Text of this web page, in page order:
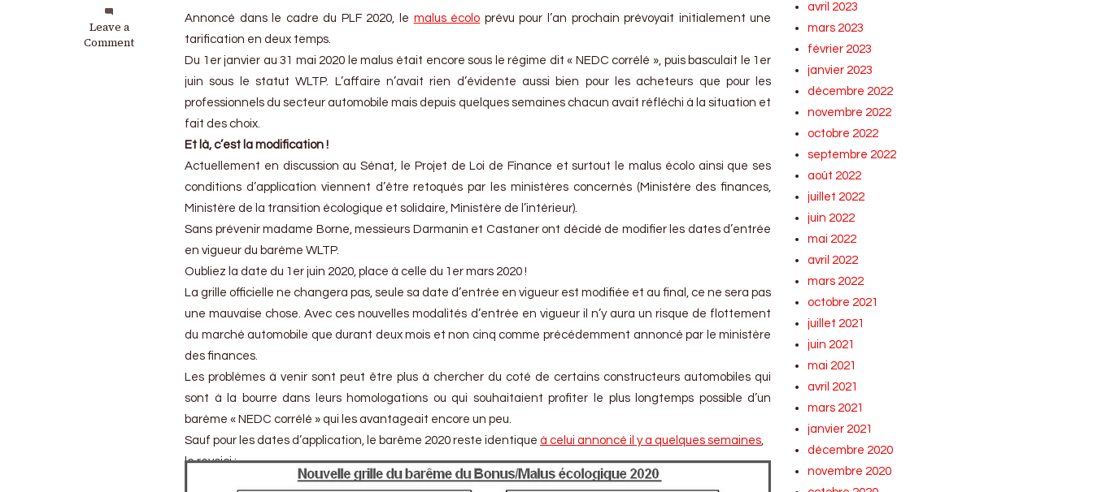
Leave a
Comment
on
Malus
Annoncé dans le cadre du PLF 2020, le malus écolo prévu pour l’an prochain prévoyait initialement une
tarification en deux temps.
Du 1er janvier au 31 mai 2020 le malus était encore sous le régime dit « NEDC corrélé », puis basculait le 1er
juin sous le statut WLTP. L’affaire n’avait rien d’évidente aussi bien pour les acheteurs que pour les
professionnels du secteur automobile mais depuis quelques semaines chacun avait réfléchi à la situation et
fait des choix.
Et là, c’est la modification !
Actuellement en discussion au Sénat, le Projet de Loi de Finance et surtout le malus écolo ainsi que ses
conditions d’application viennent d’être retoqués par les ministères concernés (Ministère des finances,
Ministère de la transition écologique et solidaire, Ministère de l’intérieur).
Sans prévenir madame Borne, messieurs Darmanin et Castaner ont décidé de modifier les dates d’entrée
en vigueur du barème WLTP.
Oubliez la date du 1er juin 2020, place à celle du 1er mars 2020 !
La grille officielle ne changera pas, seule sa date d’entrée en vigueur est modifiée et au final, ce ne sera pas
une mauvaise chose. Avec ces nouvelles modalités d’entrée en vigueur il n’y aura un risque de flottement
du marché automobile que durant deux mois et non cinq comme précédemment annoncé par le ministère
des finances.
Les problèmes à venir sont peut être plus à chercher du coté de certains constructeurs automobiles qui
sont à la bourre dans leurs homologations ou qui souhaitaient profiter le plus longtemps possible d’un
barème « NEDC corrélé » qui les avantageait encore un peu.
Sauf pour les dates d’application, le barême 2020 reste identique à celui annoncé il y a quelques semaines,
le revoici :
avril 2023
mars 2023
février 2023
janvier 2023
décembre 2022
novembre 2022
octobre 2022
septembre 2022
août 2022
juillet 2022
juin 2022
mai 2022
avril 2022
mars 2022
octobre 2021
juillet 2021
juin 2021
mai 2021
avril 2021
mars 2021
janvier 2021
décembre 2020
novembre 2020